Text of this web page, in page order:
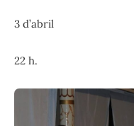
3 d’abril
22 h.